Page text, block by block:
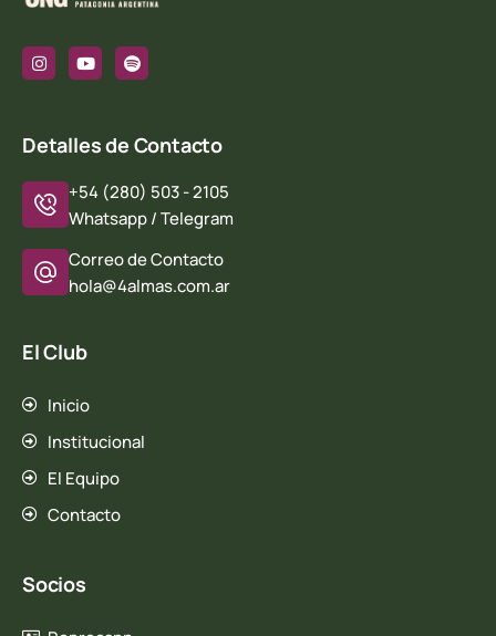
Detalles de Contacto
+54 (280) 503 - 2105
Whatsapp / Telegram
Correo de Contacto
hola@4almas.com.ar
El Club
Inicio
Institucional
El Equipo
Contacto
Socios